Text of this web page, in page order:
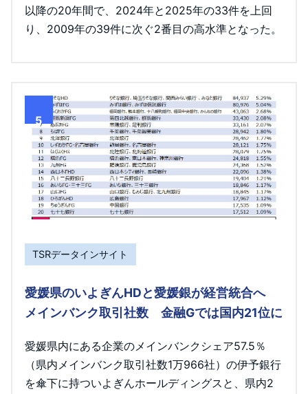
以降の20年間で、2024年と2025年の33件を上回
り、2009年の39件に次ぐ2番目の高水準となった。
5
TSRデータインサイト
愛媛県のいよぎんHDと愛媛銀が経営統合へ
メインバンク取引社数 金融Gでは国内21位に
愛媛県内にある企業のメインバンクシェア57.5％
（県内メインバンク取引社数1万966社）の伊予銀行
を傘下に持ついよぎんホールディングスと、県内2